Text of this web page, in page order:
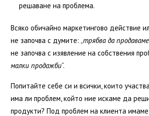
решаване на проблема.
Всяко обичайно маркетингово действие
не започва с думите: „трябва да
не започва с изявление на собствения
малки продажби“.
Попитайте себе си и всички, които
има ли проблем, който ние искаме да
продукти? Под проблем на клиента